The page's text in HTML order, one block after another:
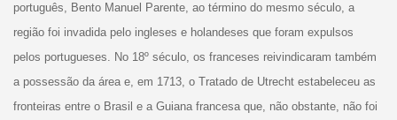
português, Bento Manuel Parente, ao término do mesmo século, a
região foi invadida pelo ingleses e holandeses que foram expulsos
pelos portugueses. No 18º século, os franceses reivindicaram também
a possessão da área e, em 1713, o Tratado de Utrecht estabeleceu as
fronteiras entre o Brasil e a Guiana francesa que, não obstante, não foi